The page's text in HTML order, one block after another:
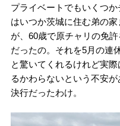
プライベートでもいくつ
はいつか茨城に住む弟の
が、60歳で原チャリの免
だったの。それを5月の連
と驚いてくれるけれど実
るかわらないという不安
決行だったわけ。